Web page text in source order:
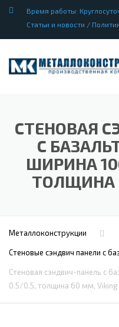
Время работы:
Статьи и новости /
СТЕНОВАЯ
С
ШИРИНА
ТОЛЩИНА
Металлоконструкции
Стеновые сэндвич панели с
Стеновая сэндвич-панель с
0.5/0.5, толщина 60 мм, Viking